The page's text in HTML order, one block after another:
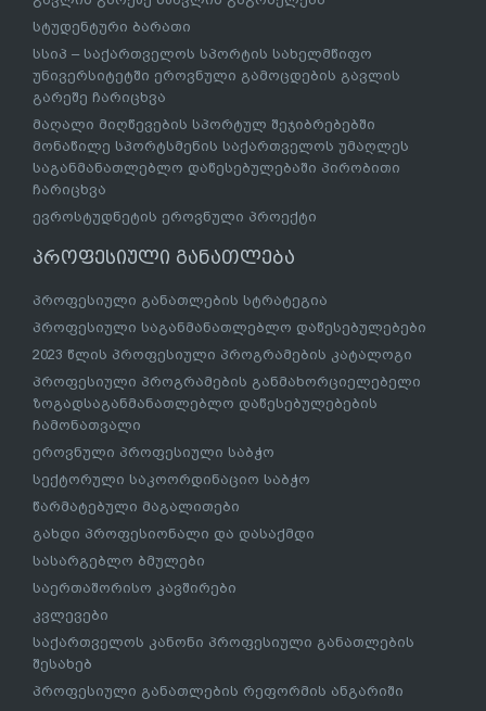
სტუდენტური ბარათი
სსიპ – საქართველოს სპორტის სახელმწიფო
უნივერსიტეტში ეროვნული გამოცდების გავლის
გარეშე ჩარიცხვა
მაღალი მიღწევების სპორტულ შეჯიბრებებში
მონაწილე სპორტსმენის საქართველოს უმაღლეს
საგანმანათლებლო დაწესებულებაში პირობითი
ჩარიცხვა
ევროსტუდნეტის ეროვნული პროექტი
პროფესიული განათლება
პროფესიული განათლების სტრატეგია
პროფესიული საგანმანათლებლო დაწესებულებები
2023 წლის პროფესიული პროგრამების კატალოგი
პროფესიული პროგრამების განმახორციელებელი
ზოგადსაგანმანათლებლო დაწესებულებების
ჩამონათვალი
ეროვნული პროფესიული საბჭო
სექტორული საკოორდინაციო საბჭო
წარმატებული მაგალითები
გახდი პროფესიონალი და დასაქმდი
სასარგებლო ბმულები
საერთაშორისო კავშირები
კვლევები
საქართველოს კანონი პროფესიული განათლების
შესახებ
პროფესიული განათლების რეფორმის ანგარიში